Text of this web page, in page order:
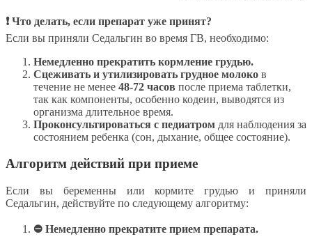
❗ Что делать, если препарат уже принят?
Если вы приняли Седальгин во время ГВ, необходимо:
Немедленно прекратить кормление грудью.
Сцеживать и утилизировать грудное молоко в
течение не менее 48-72 часов после приема таблетки,
так как компоненты, особенно кодеин, выводятся из
организма длительное время.
Проконсультироваться с педиатром для наблюдения за
состоянием ребенка (сон, дыхание, общее состояние).
Алгоритм действий при приеме
Если вы беременны или кормите грудью и приняли
Седальгин, действуйте по следующему алгоритму:
⛔ Немедленно прекратите прием препарата.